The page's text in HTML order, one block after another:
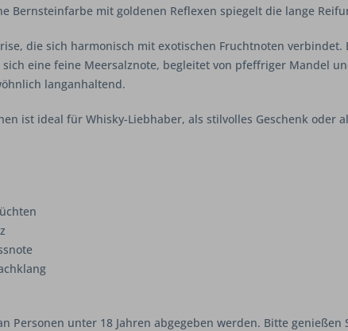
Bernsteinfarbe mit goldenen Reflexen spiegelt die lange
die sich harmonisch mit exotischen Fruchtnoten
eine feine Meersalznote, begleitet von pfeffriger Mandel
langanhaltend.
ist ideal für Whisky-Liebhaber, als stilvolles Geschenk oder
Personen unter 18 Jahren abgegeben werden. Bitte genießen